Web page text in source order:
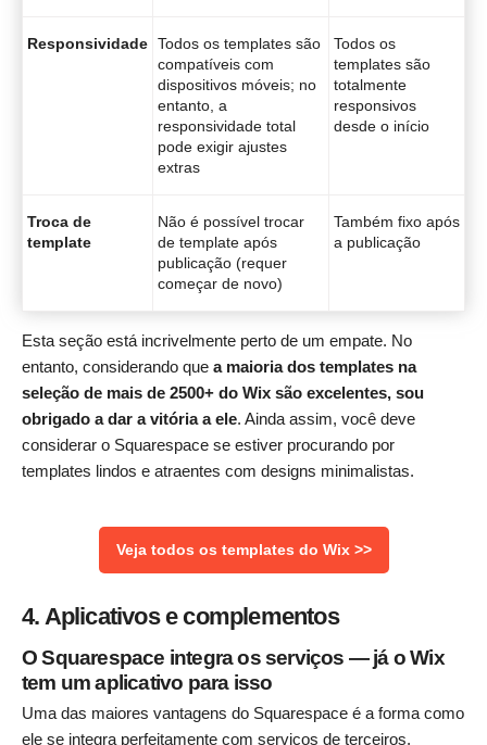
Responsividade Todos os templates são
compatíveis com
dispositivos móveis; no
entanto, a
responsividade total
pode exigir ajustes
extras
Todos os
templates são
totalmente
responsivos
desde o início
Troca de
template
Não é possível trocar
de template após
publicação (requer
começar de novo)
Também fixo após
a publicação
Esta seção está incrivelmente perto de um empate. No
entanto, considerando que a maioria dos templates na
seleção de mais de 2500+ do Wix são excelentes, sou
obrigado a dar a vitória a ele. Ainda assim, você deve
considerar o Squarespace se estiver procurando por
templates lindos e atraentes com designs minimalistas.
Veja todos os templates do Wix >>
4. Aplicativos e complementos
O Squarespace integra os serviços — já o Wix
tem um aplicativo para isso
Uma das maiores vantagens do Squarespace é a forma como
ele se integra perfeitamente com serviços de terceiros.